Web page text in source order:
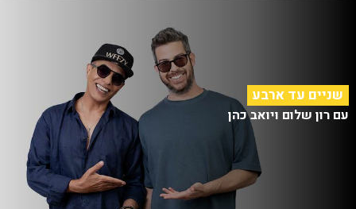
שניים עד ארבע
עם רון שלום ויואב כהן